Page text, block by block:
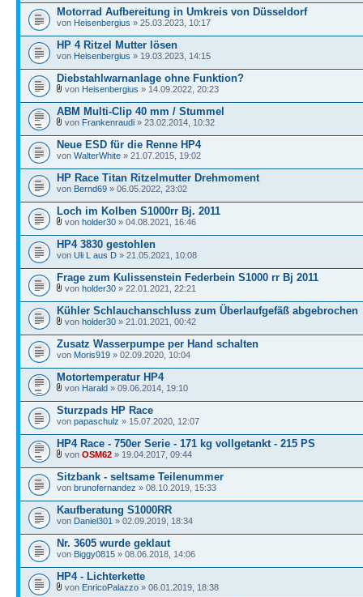
Motorrad Aufbereitung in Umkreis von Düsseldorf
von Heisenbergius » 25.03.2023, 10:17
HP 4 Ritzel Mutter lösen
von Heisenbergius » 19.03.2023, 14:15
Diebstahlwarnanlage ohne Funktion?
von Heisenbergius » 14.09.2022, 20:23
ABM Multi-Clip 40 mm / Stummel
von Frankenraudi » 23.02.2014, 10:32
Neue ESD für die Renne HP4
von WalterWhite » 21.07.2015, 19:02
HP Race Titan Ritzelmutter Drehmoment
von Bernd69 » 06.05.2022, 23:02
Loch im Kolben S1000rr Bj. 2011
von holder30 » 04.08.2021, 16:46
HP4 3830 gestohlen
von Uli L aus D » 21.05.2021, 10:08
Frage zum Kulissenstein Federbein S1000 rr Bj 2011
von holder30 » 22.01.2021, 22:21
Kühler Schlauchanschluss zum Überlaufgefäß abgebrochen
von holder30 » 21.01.2021, 00:42
Zusatz Wasserpumpe per Hand schalten
von Moris919 » 02.09.2020, 10:04
Motortemperatur HP4
von Harald » 09.06.2014, 19:10
Sturzpads HP Race
von papaschulz » 15.07.2020, 12:07
HP4 Race - 750er Serie - 171 kg vollgetankt - 215 PS
von OSM62 » 19.04.2017, 09:44
Sitzbank - seltsame Teilenummer
von brunofernandez » 08.10.2019, 15:33
Kaufberatung S1000RR
von Daniel301 » 02.09.2019, 18:34
Nr. 3605 wurde geklaut
von Biggy0815 » 08.06.2018, 14:06
HP4 - Lichterkette
von EnricoPalazzo » 06.01.2019, 18:38